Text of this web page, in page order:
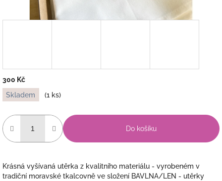
300 Kč
Měrná
cena:
Skladem (1 ks)
Do košíku
Krásná vyšívaná utěrka z kvalitního materiálu - vyrobeném v
tradiční moravské tkalcovně ve složení BAVLNA/LEN - utěrky